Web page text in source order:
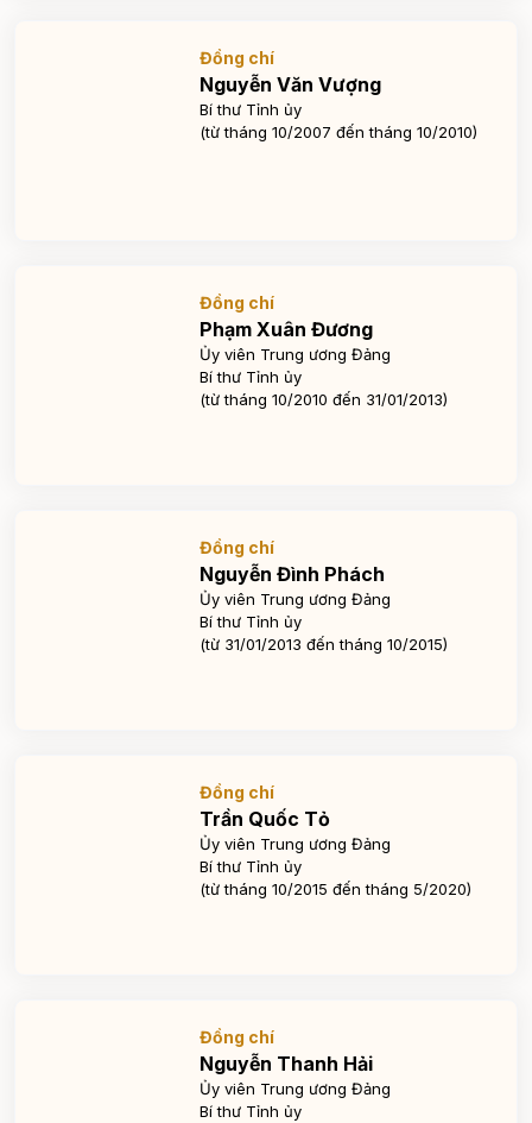
Đồng chí
Nguyễn Văn Vượng
Bí thư Tỉnh ủy
(từ tháng 10/2007 đến tháng 10/2010)
Đồng chí
Phạm Xuân Đương
Ủy viên Trung ương Đảng
Bí thư Tỉnh ủy
(từ tháng 10/2010 đến 31/01/2013)
Đồng chí
Nguyễn Đình Phách
Ủy viên Trung ương Đảng
Bí thư Tỉnh ủy
(từ 31/01/2013 đến tháng 10/2015)
Đồng chí
Trần Quốc Tỏ
Ủy viên Trung ương Đảng
Bí thư Tỉnh ủy
(từ tháng 10/2015 đến tháng 5/2020)
Đồng chí
Nguyễn Thanh Hải
Ủy viên Trung ương Đảng
Bí thư Tỉnh ủy